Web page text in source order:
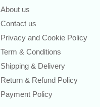
About us
Contact us
Privacy and Cookie Policy
Term & Conditions
Shipping & Delivery
Return & Refund Policy
Payment Policy